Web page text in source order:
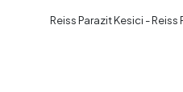
Reiss Parazit Kesici -